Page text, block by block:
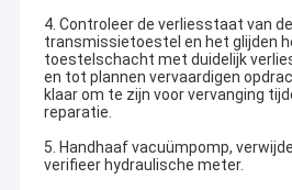
4. Controleer de verliesstaat van
transmissietoestel en het glijden
toestelschacht met duidelijk
en tot plannen vervaardigen
klaar om te zijn voor vervanging
reparatie.
5. Handhaaf vacuümpomp,
verifieer hydraulische meter.